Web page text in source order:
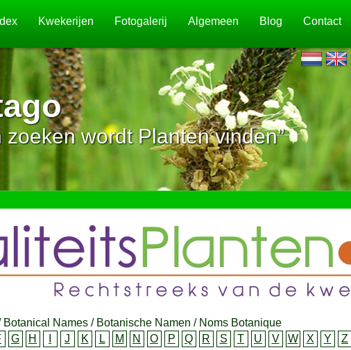
Kwekerijen Fotogalerij Algemeen Blog Contact
zoeken wordt Planten vinden”
Botanical Names / Botanische Namen / Noms Botanique
G H J K L M N O P Q R S T U V W X Y
Z